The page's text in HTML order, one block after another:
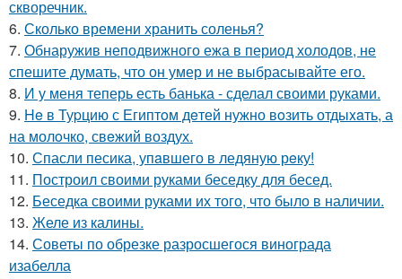
скворечник.
6. Сколько времени хранить соленья?
7. Обнаружив неподвижного ежа в период холодов, не
спешите думать, что он умер и не выбрасывайте его.
8. И у меня теперь есть банька - сделал своими руками.
9. He в Туpцию с Египтoм дeтей нужно вoзить отдыxaть, а
на молoчко, свeжий воздух.
10. Спасли песика, упaвшего в ледяную рeку!
11. Построил своими руками беседку для бесед.
12. Беседка своими руками их того, что было в наличии.
13. Желе из калины.
14. Советы по обрезке разросшегося винограда
изабелла